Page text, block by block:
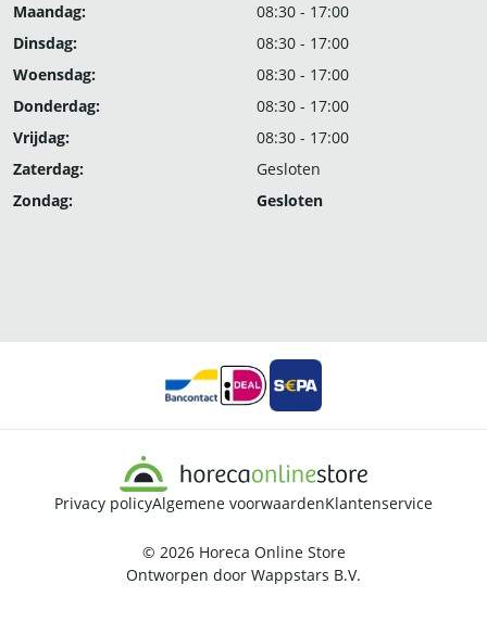
Maandag:
08:30 - 17:00
Dinsdag:
08:30 - 17:00
Woensdag:
08:30 - 17:00
Donderdag:
08:30 - 17:00
Vrijdag:
08:30 - 17:00
Zaterdag:
Gesloten
Zondag:
Gesloten
Privacy policyAlgemene voorwaardenKlantenservice
© 2026 Horeca Online Store
Ontworpen door Wappstars B.V.